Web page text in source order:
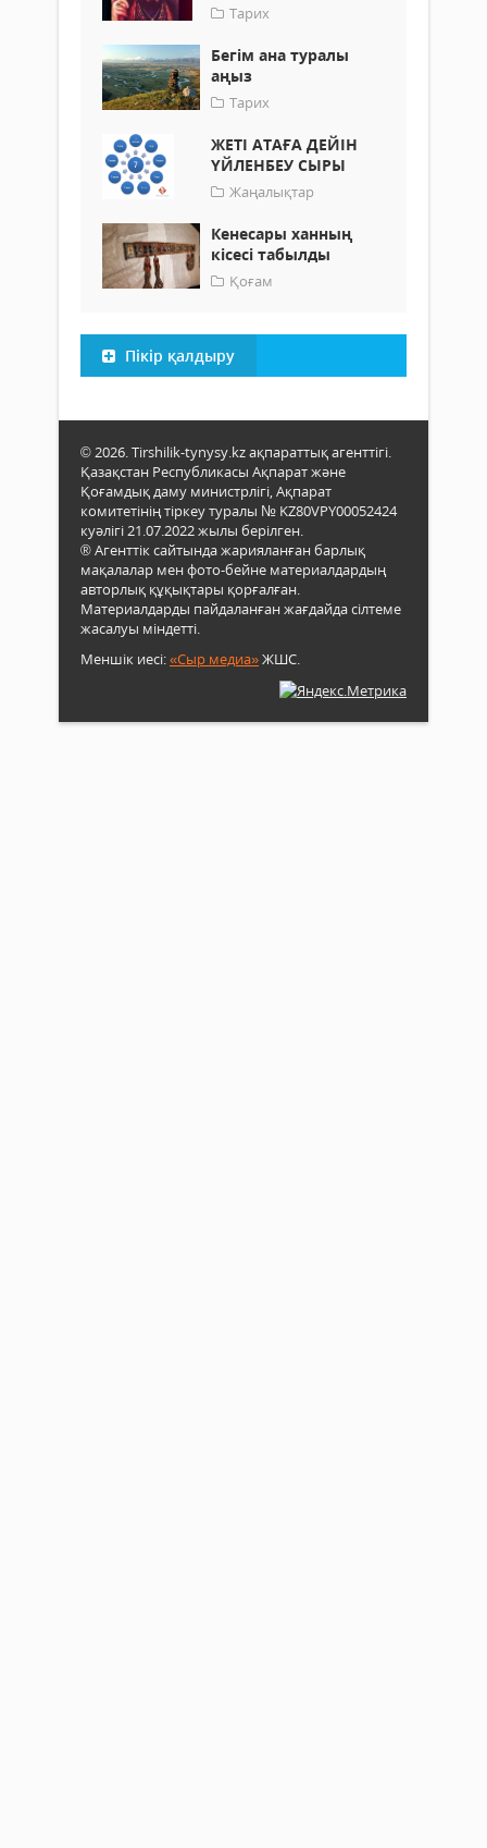
Тарих
Бегім ана туралы
аңыз
Тарих
ЖЕТІ АТАҒА ДЕЙІН
ҮЙЛЕНБЕУ СЫРЫ
Жаңалықтар
Кенесары ханның
кісесі табылды
Қоғам
Пікір қалдыру
© 2026. Tirshilik-tynysy.kz ақпараттық агенттігі.
Қазақстан Республикасы Ақпарат және
Қоғамдық даму министрлігі, Ақпарат
комитетінің тіркеу туралы № KZ80VPY00052424
куәлігі 21.07.2022 жылы берілген.
® Агенттік сайтында жарияланған барлық
мақалалар мен фото-бейне материалдардың
авторлық құқықтары қорғалған.
Материалдарды пайдаланған жағдайда сілтеме
жасалуы міндетті.
Меншік иесі:«Сыр медиа»ЖШС.